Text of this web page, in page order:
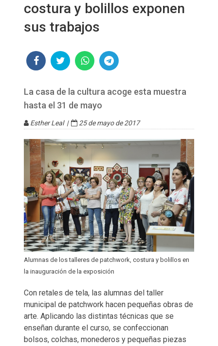
costura y bolillos exponen
sus trabajos
La casa de la cultura acoge esta muestra
hasta el 31 de mayo
Esther Leal | 25 de mayo de 2017
Alumnas de los talleres de patchwork, costura y bolillos en
la inauguración de la exposición
Con retales de tela, las alumnas del taller
municipal de patchwork hacen pequeñas obras de
arte. Aplicando las distintas técnicas que se
enseñan durante el curso, se confeccionan
bolsos, colchas, monederos y pequeñas piezas